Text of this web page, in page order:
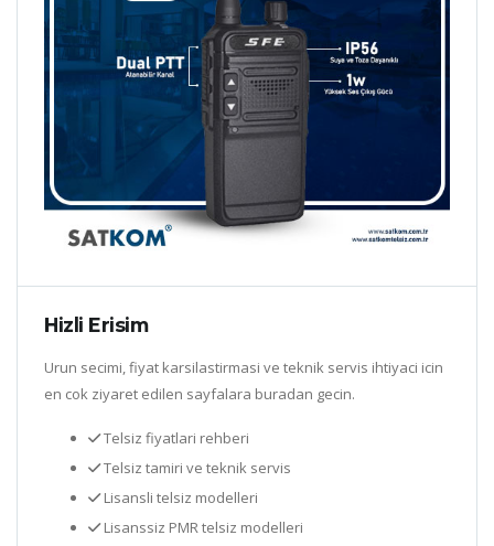
Hizli Erisim
Urun secimi, fiyat karsilastirmasi ve teknik servis ihtiyaci icin
en cok ziyaret edilen sayfalara buradan gecin.
Telsiz fiyatlari rehberi
Telsiz tamiri ve teknik servis
Lisansli telsiz modelleri
Lisanssiz PMR telsiz modelleri